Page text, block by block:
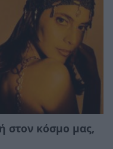
στον κόσμο μας,